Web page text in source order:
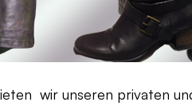
wir unseren privaten